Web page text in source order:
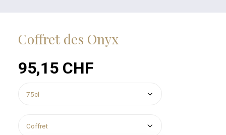
Coffret des Onyx
95,15 CHF